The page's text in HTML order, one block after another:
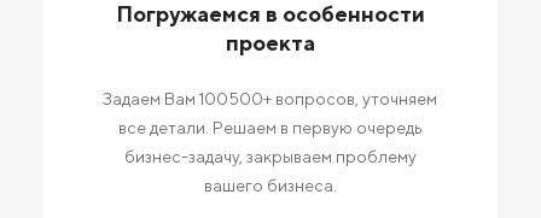
Погружаемся в особенности
проекта
Задаем Вам 100500+ вопросов, уточняем
все детали. Решаем в первую очередь
бизнес-задачу, закрываем проблему
вашего бизнеса.